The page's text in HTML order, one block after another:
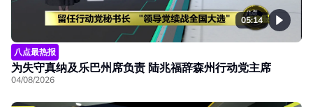
05:14
八点最热报
为失守真纳及乐巴州席负责 陆兆福辞森州行动党主席
04/08/2026